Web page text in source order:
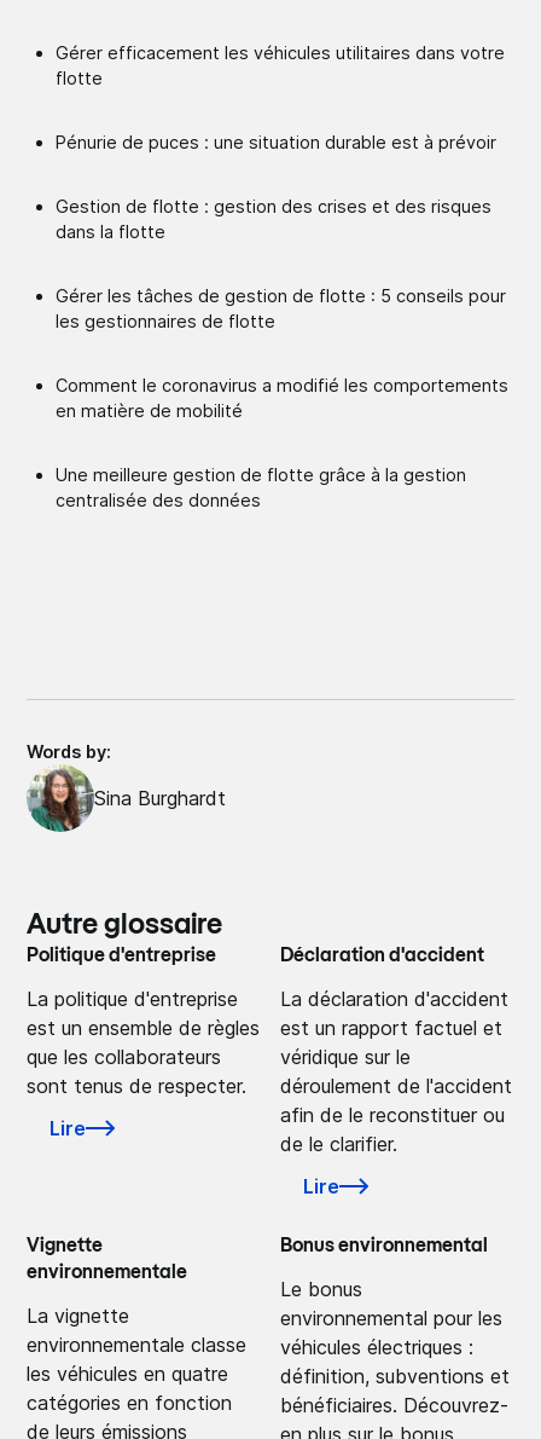
Gérer efficacement les véhicules utilitaires dans votre
flotte
Pénurie de puces : une situation durable est à prévoir
Gestion de flotte : gestion des crises et des risques
dans la flotte
Gérer les tâches de gestion de flotte : 5 conseils pour
les gestionnaires de flotte
Comment le coronavirus a modifié les comportements
en matière de mobilité
Une meilleure gestion de flotte grâce à la gestion
centralisée des données
Words by:
Sina Burghardt
Autre glossaire
Politique d'entreprise
La politique d'entreprise
est un ensemble de règles
que les collaborateurs
sont tenus de respecter.
Lire
Déclaration d'accident
La déclaration d'accident
est un rapport factuel et
véridique sur le
déroulement de l'accident
afin de le reconstituer ou
de le clarifier.
Lire
Vignette
environnementale
La vignette
environnementale classe
les véhicules en quatre
catégories en fonction
de leurs émissions
Bonus environnemental
Le bonus
environnemental pour les
véhicules électriques :
définition, subventions et
bénéficiaires. Découvrez-
en plus sur le bonus